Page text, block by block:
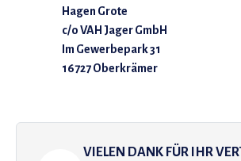
Hagen Grote
c/o VAH Jager GmbH
Im Gewerbepark 31
16727 Oberkrämer
VIELEN DANK FÜR IHR